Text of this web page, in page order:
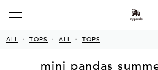
ALL TOPS ALL TOPS
mini pandas